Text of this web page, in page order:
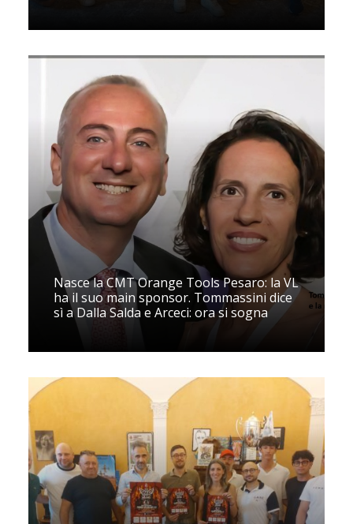
Nasce la CMT Orange Tools Pesaro: la VL
ha il suo main sponsor. Tommassini dice
sì a Dalla Salda e Arceci: ora si sogna